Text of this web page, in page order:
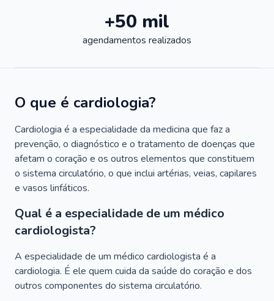
+50 mil
agendamentos realizados
O que é cardiologia?
Cardiologia é a especialidade da medicina que faz a
prevenção, o diagnóstico e o tratamento de doenças que
afetam o coração e os outros elementos que constituem
o sistema circulatório, o que inclui artérias, veias, capilares
e vasos linfáticos.
Qual é a especialidade de um médico
cardiologista?
A especialidade de um médico cardiologista é a
cardiologia. É ele quem cuida da saúde do coração e dos
outros componentes do sistema circulatório.